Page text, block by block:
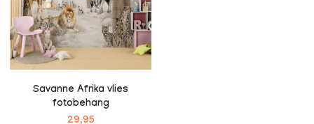
Savanne Afrika vlies
fotobehang
29,95